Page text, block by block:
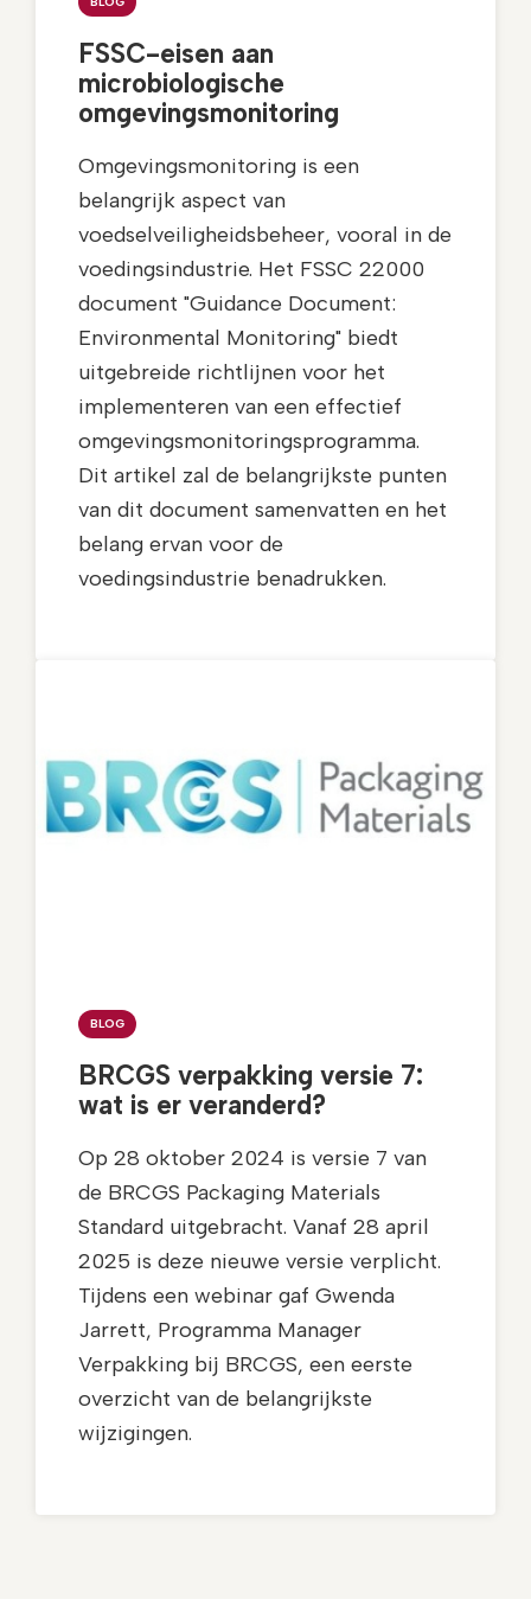
FSSC-eisen aan
microbiologische
omgevingsmonitoring
Omgevingsmonitoring is een
belangrijk aspect van
voedselveiligheidsbeheer, vooral in de
voedingsindustrie. Het FSSC 22000
document "Guidance Document:
Environmental Monitoring" biedt
uitgebreide richtlijnen voor het
implementeren van een effectief
omgevingsmonitoringsprogramma.
Dit artikel zal de belangrijkste punten
van dit document samenvatten en het
belang ervan voor de
voedingsindustrie benadrukken.
BLOG
BRCGS verpakking versie 7:
wat is er veranderd?
Op 28 oktober 2024 is versie 7 van
de BRCGS Packaging Materials
Standard uitgebracht. Vanaf 28 april
2025 is deze nieuwe versie verplicht.
Tijdens een webinar gaf Gwenda
Jarrett, Programma Manager
Verpakking bij BRCGS, een eerste
overzicht van de belangrijkste
wijzigingen.